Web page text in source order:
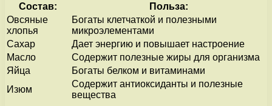
Состав:
Польза:
Овсяные
хлопья
Богаты клетчаткой и полезными
микроэлементами
Сахар
Дает энергию и повышает настроение
Масло
Содержит полезные жиры для организма
Яйца
Богаты белком и витаминами
Изюм
Содержит антиоксиданты и полезные
вещества